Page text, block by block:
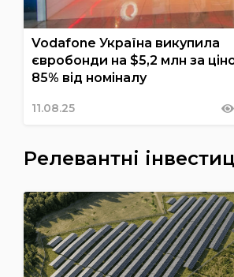
Vodafone Україна викупила
євробонди на $5,2 млн за
85% від номіналу
11.08.25
Релевантні